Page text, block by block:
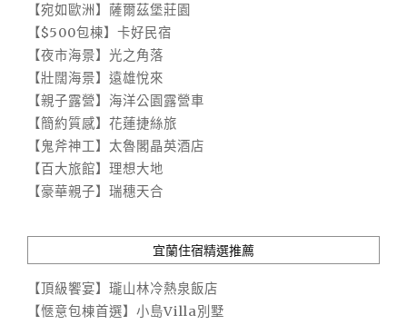
【宛如歐洲】薩爾茲堡莊園
【$500包棟】卡好民宿
【夜市海景】光之角落
【壯闊海景】遠雄悅來
【親子露營】海洋公園露營車
【簡約質感】花蓮捷絲旅
【鬼斧神工】太魯閣晶英酒店
【百大旅館】理想大地
【豪華親子】瑞穗天合
宜蘭住宿精選推薦
【頂級饗宴】瓏山林冷熱泉飯店
【愜意包棟首選】小島Villa別墅